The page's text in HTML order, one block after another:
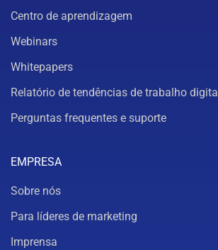
Centro de aprendizagem
Webinars
Whitepapers
Relatório de tendências de trabalho digital
Perguntas frequentes e suporte
EMPRESA
Sobre nós
Para líderes de marketing
Imprensa